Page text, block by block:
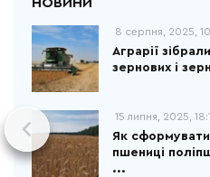
8 серпня, 2025,
Аграрії
зернових і
15 липня, 2025,
Як сформувати
пшениці
...